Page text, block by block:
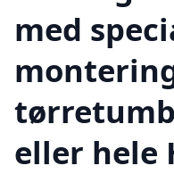
med
eller hele